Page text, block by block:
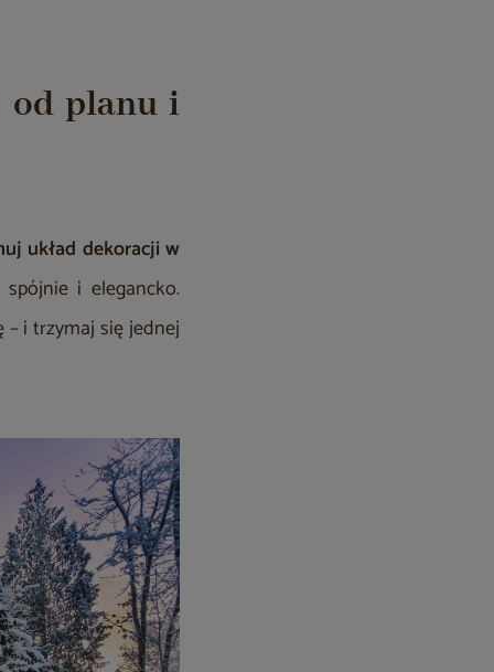
od planu i
układ dekoracji w
i elegancko.
– i trzymaj się jednej